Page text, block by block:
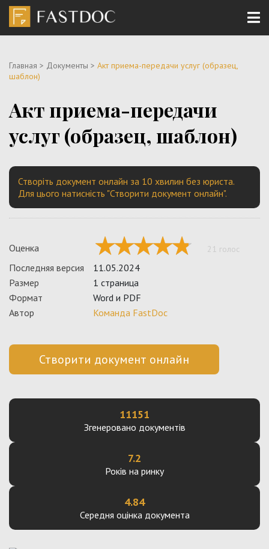
Главная > Документы > Акт приема-передачи услуг (образец,
шаблон)
Акт приема-передачи
услуг (образец, шаблон)
Створіть документ онлайн за 10 хвилин без юриста.
Для цього натисність "Створити документ онлайн".
Оценка 21 голос
Последняя версия
11.05.2024
Размер
1 страница
Формат
Word и PDF
Автор
Команда FastDoc
Створити документ онлайн
11151
Згенеровано документів
7.2
Років на ринку
4.84
Середня оцінка документа